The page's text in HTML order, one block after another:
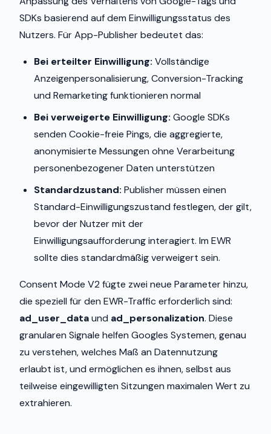
SDKs basierend auf dem Einwilligungsstatus des
Nutzers. Für App-Publisher bedeutet das:
Bei erteilter Einwilligung: Vollständige
Anzeigenpersonalisierung, Conversion-Tracking
und Remarketing funktionieren normal
Bei verweigerte Einwilligung: Google SDKs
senden Cookie-freie Pings, die aggregierte,
anonymisierte Messungen ohne Verarbeitung
personenbezogener Daten unterstützen
Standardzustand: Publisher müssen einen
Standard-Einwilligungszustand festlegen, der gilt,
bevor der Nutzer mit der
Einwilligungsaufforderung interagiert. Im EWR
sollte dies standardmäßig verweigert sein.
Consent Mode V2 fügte zwei neue Parameter hinzu,
die speziell für den EWR-Traffic erforderlich sind:
ad_user_dataund ad_personalization. Diese
granularen Signale helfen Googles Systemen, genau
zu verstehen, welches Maß an Datennutzung
erlaubt ist, und ermöglichen es ihnen, selbst aus
teilweise eingewilligten Sitzungen maximalen Wert zu
extrahieren.